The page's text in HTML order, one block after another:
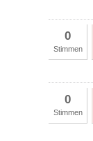
0
Stimmen
0
Stimmen